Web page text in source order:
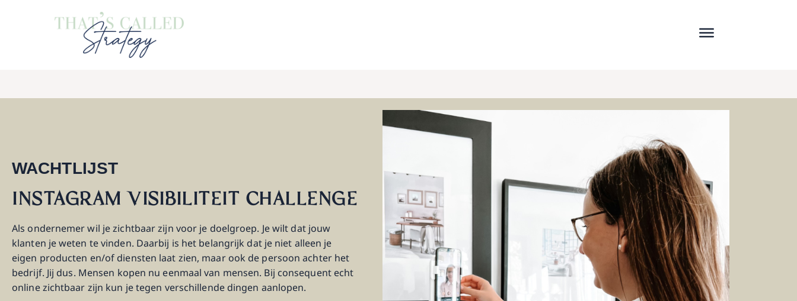
WACHTLIJST
INSTAGRAM VISIBILITEIT CHALLENGE
Als ondernemer wil je zichtbaar zijn voor je doelgroep. Je wilt dat jouw
klanten je weten te vinden. Daarbij is het belangrijk dat je niet alleen je
eigen producten en/of diensten laat zien, maar ook de persoon achter het
bedrijf. Jij dus. Mensen kopen nu eenmaal van mensen. Bij consequent echt
online zichtbaar zijn kun je tegen verschillende dingen aanlopen.